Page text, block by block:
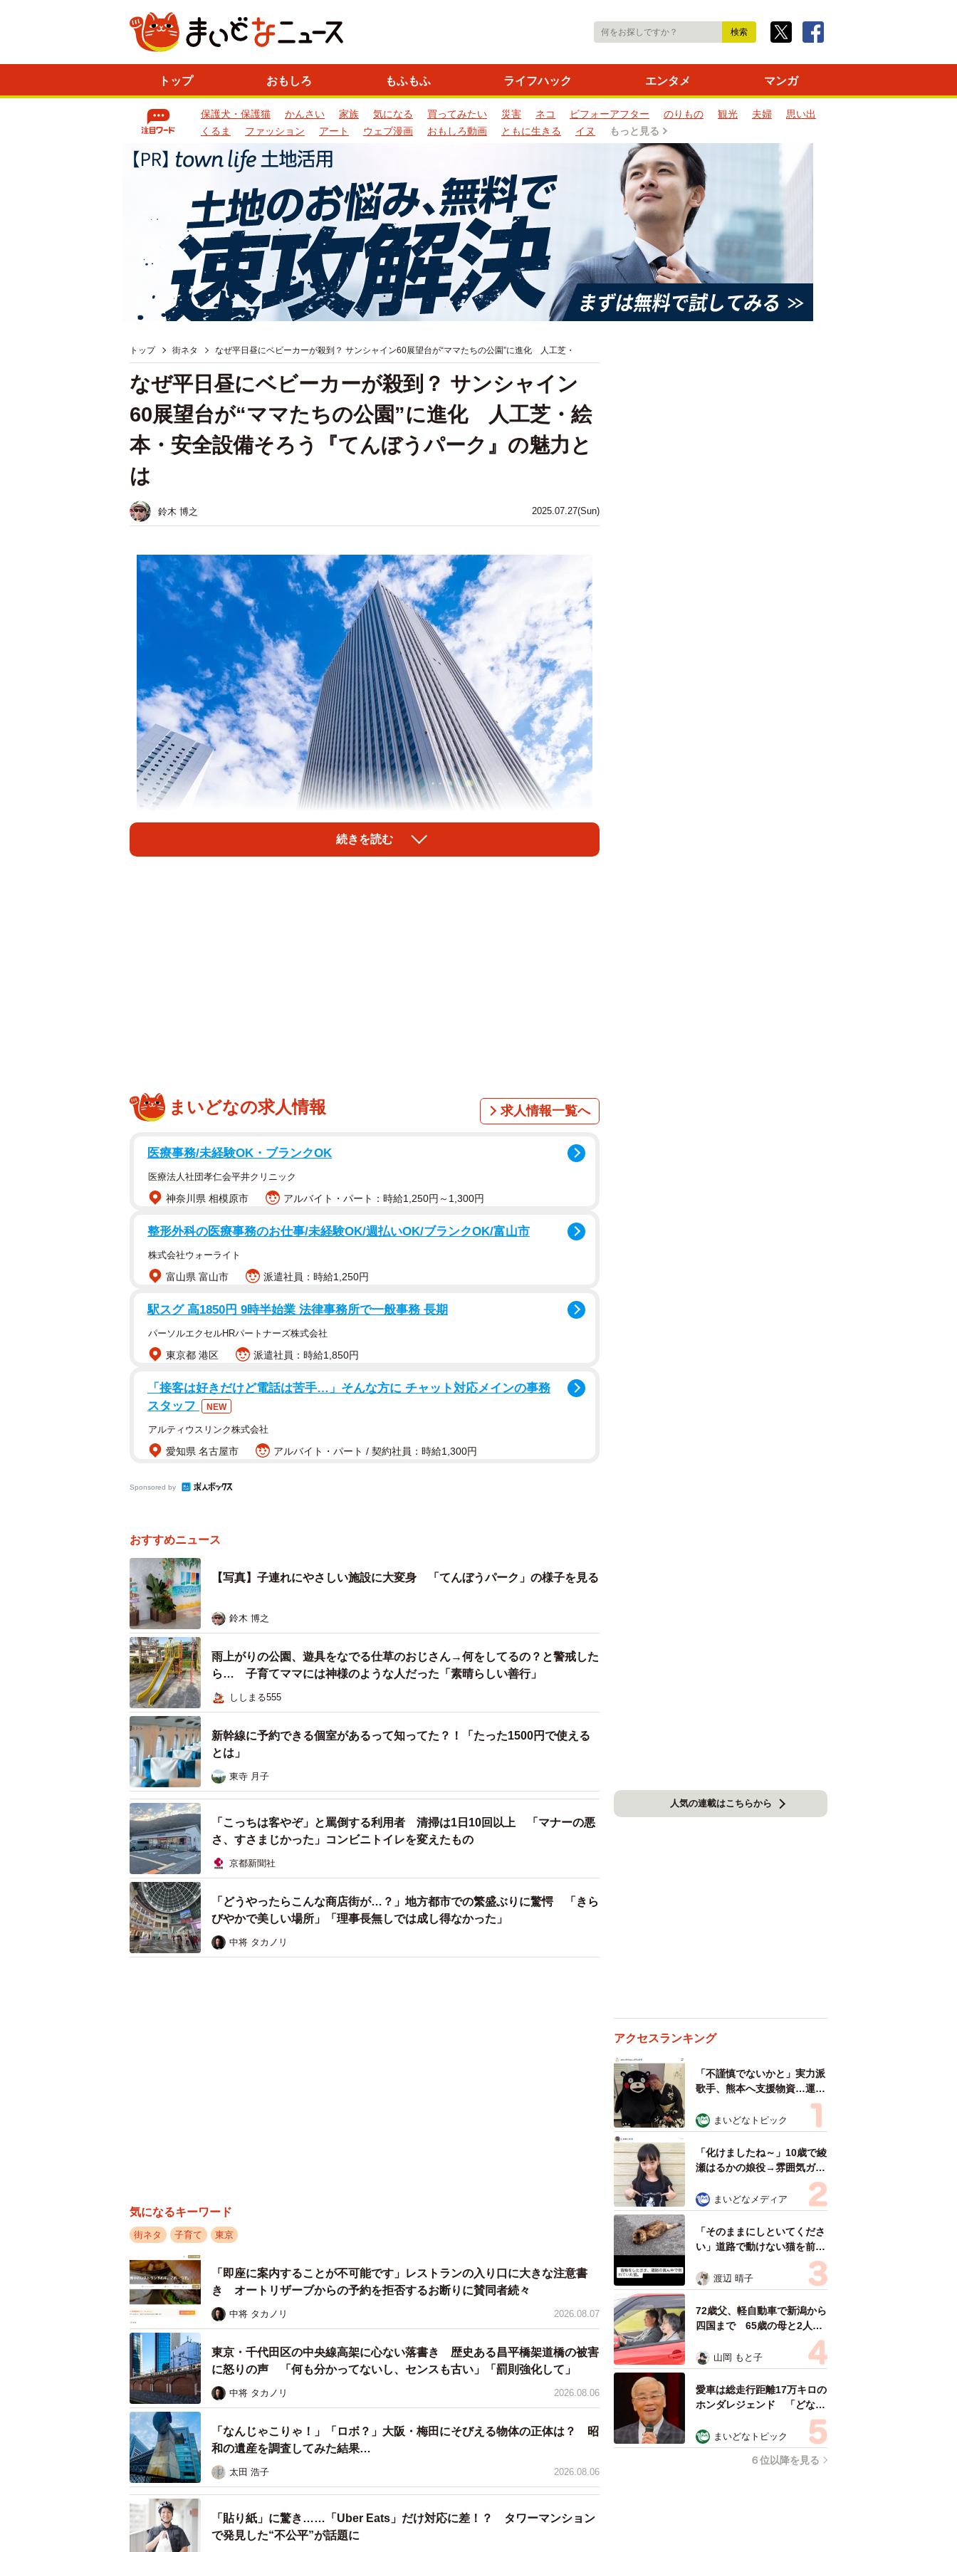
トップ おもしろ もふもふ ライフハック エンタメ マンガ
保護犬・保護猫 かんさい 家族 気になる 買ってみたい 災害 ネコ ビフォーアフター のりもの 観光 夫婦
思い出
くるま
ファッション アート ウェブ漫画 おもしろ動画 ともに生きる イヌ もっと見る
トップ 街ネタ なぜ平日昼にベビーカーが殺到？ サンシャイン60展望台が“ママたちの公園”に進化 人工芝・
2025.07.27(Sun)
なぜ平日昼にベビーカーが殺到？ サンシャイン
60展望台が“ママたちの公園”に進化 人工芝・絵
本・安全設備そろう『てんぼうパーク』の魅力と
は
鈴木 博之
たちでにぎわい、まるで“ママの公園”のような様相を呈しています。
うパーク」に変更されました。運営・企画を担当する篠原聡さんによると、コロナ禍の影響
があったものの、2024年度の来場者数は前年比89％の約47万人を記録。特に注目すべきは
利用者層の変化で、現在の利用者の構成は外国人観光客が15～20％、子ども連れのママが
ではなぜ、これほどまでにベビーカー連れのママたちがサンシャイン60の展望台に集まるの
でしょうか。篠原さんは7つのポイントを挙げています。「レジャーシートの無料貸出」
「絵本やハイハイスペースの設置」「充実したベビールーム」「季節ごとの装飾とフォトス
ポット」「天候に左右されない屋内施設」「有料施設ならではの安全性」そして「他の展望
台より安価な料金設定」などの要因が複合的に関係しているのではないか、とのことでし
た。
展望台が公園化？ 子育て支援施設として再評価
まず、施設内には座るスペースが豊富に用意され、人工芝が敷き詰められたエリアでは、カ
ラフルなデザインのレジャーシートを無料で貸し出しています。来場者は座ったり横になっ
たりピクニック気分でくつろげる環境が整っているのです。また、「絵本の森」と呼ばれる
サンシャインシティ内での取り組みと連動した「ハイハイスペース」には家の形をした本棚
があり、充実した絵本コレクションを楽しめます。生後18カ月以下の子どもを対象としたこ
ちらのスペースは、床や柱がクッション素材で囲まれており、安全面にも配慮。さらに江崎
グリコ社の協力を得て、特定日には育児相談会やさまざまなワークショップも開催していま
す。
続きを読む
まいどなの求人情報 求人情報一覧へ
医療事務/未経験OK・ブランクOK
医療法人社団孝仁会平井クリニック
神奈川県 相模原市 アルバイト・パート：時給1,250円～1,300円
整形外科の医療事務のお仕事/未経験OK/週払いOK/ブランクOK/富山市
株式会社ウォーライト
富山県 富山市 派遣社員：時給1,250円
駅スグ 高1850円 9時半始業 法律事務所で一般事務 長期
パーソルエクセルHRパートナーズ株式会社
東京都 港区 派遣社員：時給1,850円
「接客は好きだけど電話は苦手…」そんな方に チャット対応メインの事務
スタッフ
NEW
アルティウスリンク株式会社
愛知県 名古屋市 アルバイト・パート / 契約社員：時給1,300円
Sponsored by
おすすめニュース
【写真】子連れにやさしい施設に大変身 「てんぼうパーク」の様子を見る
鈴木 博之
雨上がりの公園、遊具をなでる仕草のおじさん→何をしてるの？と警戒した
ら… 子育てママには神様のような人だった「素晴らしい善行」
ししまる555
新幹線に予約できる個室があるって知ってた？！「たった1500円で使える
とは」
東寺 月子
「こっちは客やぞ」と罵倒する利用者 清掃は1日10回以上 「マナーの悪
さ、すさまじかった」コンビニトイレを変えたもの
京都新聞社
「どうやったらこんな商店街が…？」地方都市での繁盛ぶりに驚愕 「きら
びやかで美しい場所」「理事長無しでは成し得なかった」
中将 タカノリ
気になるキーワード
街ネタ 子育て 東京
「即座に案内することが不可能です」レストランの入り口に大きな注意書
き オートリザーブからの予約を拒否するお断りに賛同者続々
中将 タカノリ 2026.08.07
東京・千代田区の中央線高架に心ない落書き 歴史ある昌平橋架道橋の被害
に怒りの声 「何も分かってないし、センスも古い」「罰則強化して」
中将 タカノリ 2026.08.06
「なんじゃこりゃ！」「ロボ？」大阪・梅田にそびえる物体の正体は？ 昭
和の遺産を調査してみた結果…
太田 浩子 2026.08.06
「貼り紙」に驚き……「Uber Eats」だけ対応に差！？ タワーマンション
で発見した“不公平”が話題に
人気の連載はこちらから
アクセスランキング
「不謹慎でないかと」実力派
歌手、熊本へ支援物資…運搬
トラックの車体デザインにた
めらい 「痛いほど伝わる」
「行動され立派」
まいどなトピック
「化けましたね～」10歳で綾
瀬はるかの娘役→雰囲気ガラ
リの18歳に成長 「メイクで
雰囲気が」「宝塚に入れそ
う」
まいどなメディア
「そのままにしといてくださ
い」道路で動けない猫を前に
返された一言… 懸命に生き
ようとした4日間 「命の重
さはみんな同じ」保護団体代
表の訴え
渡辺 晴子
72歳父、軽自動車で新潟から
四国まで 65歳の母と2人で
3泊4日の旅 パーキングの休
憩まで分刻み… 「大学生で
も組まねえよ！」
山岡 もと子
愛車は総走行距離17万キロの
ホンダレジェンド 「どなた
か欲しい方が居たら」 大御
所漫才師が譲渡の意向
まいどなトピック
６位以降を見る